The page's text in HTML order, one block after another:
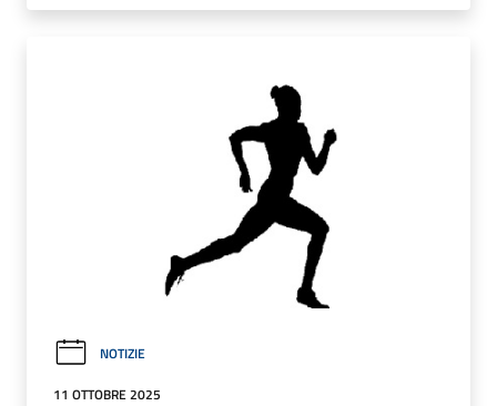
NOTIZIE
11 OTTOBRE 2025